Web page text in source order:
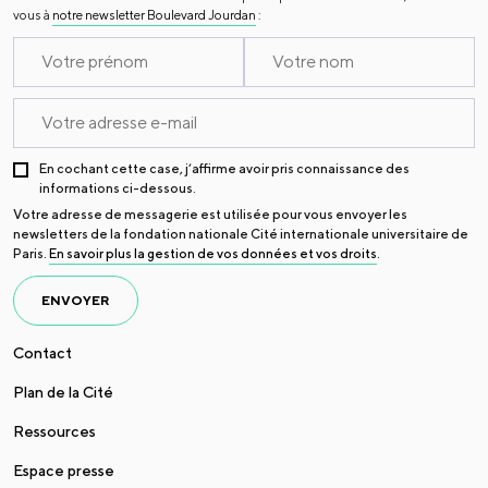
vous à notre newsletter Boulevard Jourdan :
En cochant cette case, j’affirme avoir pris connaissance des
informations ci-dessous.
Votre adresse de messagerie est utilisée pour vous envoyer les
newsletters de la fondation nationale Cité internationale universitaire de
Paris. En savoir plus la gestion de vos données et vos droits.
ENVOYER
Contact
Plan de la Cité
Ressources
Espace presse